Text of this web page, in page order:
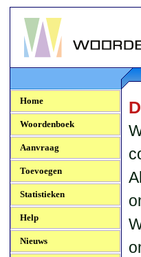
Woordenboek.NU
Home
Woordenboek
Aanvraag
Toevoegen
Statistieken
Help
Nieuws